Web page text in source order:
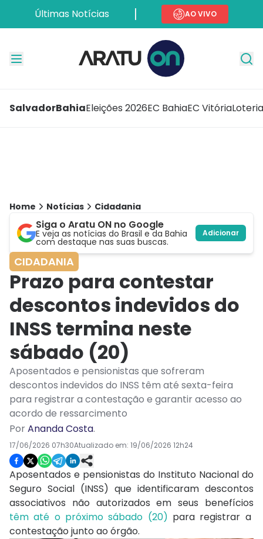
Últimas Notícias AO VIVO
SalvadorBahiaEleições 2026EC BahiaEC Vitória
Home Notícias Cidadania
Siga o Aratu ON no Google
E veja as notícias do Brasil e da Bahia
com destaque nas suas buscas.
Adicionar
CIDADANIA
Prazo para contestar
descontos indevidos do
INSS termina neste
sábado (20)
Aposentados e pensionistas que sofreram
descontos indevidos do INSS têm até sexta-feira
para registrar a contestação e garantir acesso ao
acordo de ressarcimento
PorAnanda Costa.
17/06/2026 07h30Atualizado em: 19/06/2026 12h24
Aposentados e pensionistas do Instituto Nacional do
Seguro Social (INSS) que identificaram descontos
associativos não autorizados em seus benefícios
têm até o próximo sábado (20) para registrar a
contestação junto ao órgão.